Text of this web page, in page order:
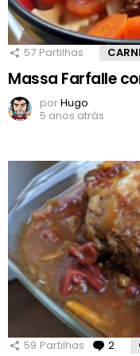
57 Partilhas
Massa Farfalle
porHugo
5 anos atrás
59 Partilhas 2